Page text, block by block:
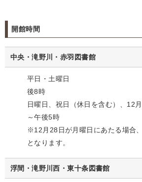
開館時間
中央・滝野川・赤羽図書館
平日・土曜日
後8時
日曜日、祝日（休日を含む）
～午後5時
※12月28日が月曜日にあたる場合
となります。
浮間・滝野川西・東十条図書館